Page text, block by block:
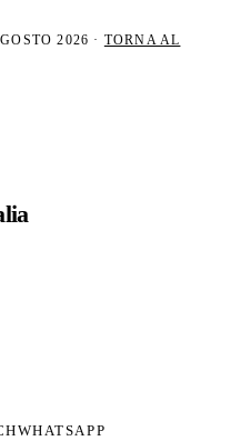
2026 · TORNA AL
WHATSAPP